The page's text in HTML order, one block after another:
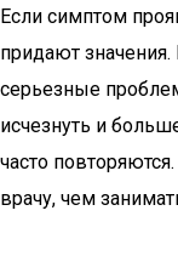
Если симптом
придают
серьезные
исчезнуть и
часто
врачу, чем